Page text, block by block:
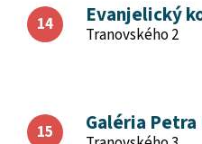
Evanjelický
Tranovského 2
Galéria